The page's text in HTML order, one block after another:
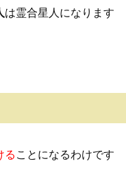
は霊合星人になります
る ことになるわけです